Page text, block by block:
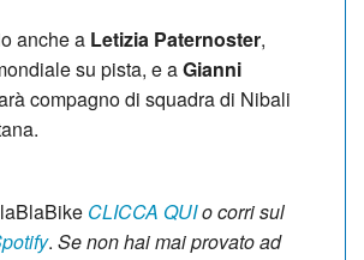
anche a Letizia Paternoster,
su pista, e aGianni
compagno di squadra di Nibali
CLICCA QUIo corri sul
. Se non hai mai provato ad